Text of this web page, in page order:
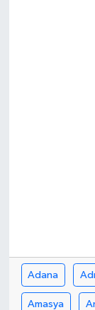
Adana
Amasya